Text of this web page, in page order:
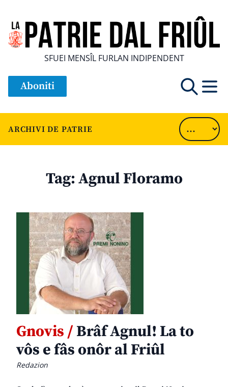
SFUEI MENSÎL FURLAN INDIPENDENT
Aboniti
ARCHIVI DE PATRIE
Tag:Agnul Floramo
Gnovis /Brâf Agnul! La to
vôs e fâs onôr al Friûl
Redazion